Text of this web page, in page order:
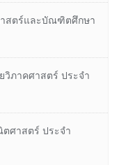
าสตร์และบัณฑิตศึกษา
วิภาคศาสตร์ ประจํา
ตศาสตร์ ประจํา